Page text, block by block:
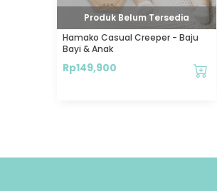
Produk Belum Tersedia
Hamako Casual Creeper - Baju
Bayi & Anak
Rp149,900